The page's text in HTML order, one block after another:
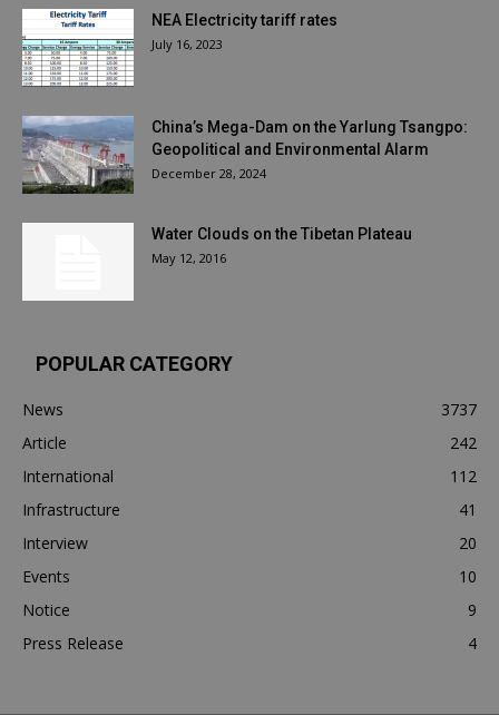
NEA Electricity tariff rates
July 16, 2023
China’s Mega-Dam on the Yarlung Tsangpo:
Geopolitical and Environmental Alarm
December 28, 2024
Water Clouds on the Tibetan Plateau
May 12, 2016
POPULAR CATEGORY
News
3737
Article
242
International
112
Infrastructure
41
Interview
20
Events
10
Notice
9
Press Release
4